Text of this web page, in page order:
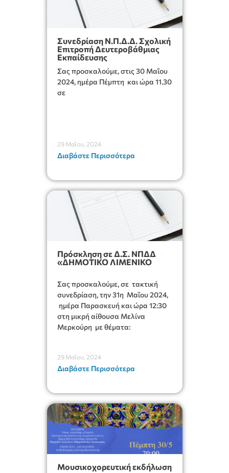
Συνεδρίαση Ν.Π.Δ.Δ. Σχολική
Επιτροπή Δευτεροβάθμιας
Εκπαίδευσης
Σας προσκαλούμε, στις 30 Μαΐου
2024, ημέρα Πέμπτη και ώρα 11.30
σε
29 Μαΐου, 2024
Διαβάστε Περισσότερα
Πρόσκληση σε Δ.Σ. ΝΠΔΔ
«ΔΗΜΟΤΙΚΟ ΛΙΜΕΝΙΚΟ
Σας προσκαλούμε, σε τακτική
συνεδρίαση, την 31η Μαΐου 2024,
ημέρα Παρασκευή και ώρα 12:30
στη μικρή αίθουσα Μελίνα
Μερκούρη με θέματα:
29 Μαΐου, 2024
Διαβάστε Περισσότερα
Μουσικοχορευτική εκδήλωση